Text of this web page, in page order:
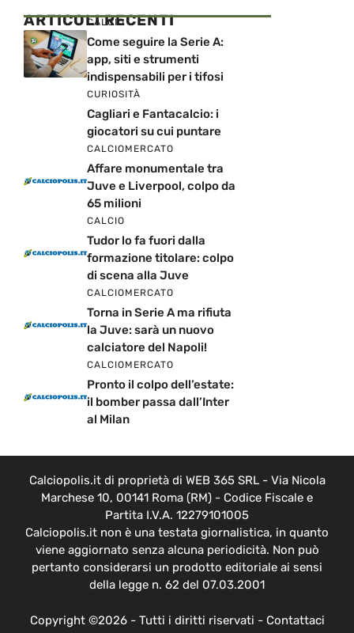
ARTICOLI RECENTI
CALCIO
Come seguire la Serie A:
app, siti e strumenti
indispensabili per i tifosi
CURIOSITÀ
Cagliari e Fantacalcio: i
giocatori su cui puntare
CALCIOMERCATO
Affare monumentale tra
Juve e Liverpool, colpo da
65 milioni
CALCIO
Tudor lo fa fuori dalla
formazione titolare: colpo
di scena alla Juve
CALCIOMERCATO
Torna in Serie A ma rifiuta
la Juve: sarà un nuovo
calciatore del Napoli!
CALCIOMERCATO
Pronto il colpo dell’estate:
il bomber passa dall’Inter
al Milan
Calciopolis.it di proprietà di WEB 365 SRL - Via Nicola
Marchese 10, 00141 Roma (RM) - Codice Fiscale e
Partita I.V.A. 12279101005
Calciopolis.it non è una testata giornalistica, in quanto
viene aggiornato senza alcuna periodicità. Non può
pertanto considerarsi un prodotto editoriale ai sensi
della legge n. 62 del 07.03.2001
Copyright ©2026 - Tutti i diritti riservati - Contattaci